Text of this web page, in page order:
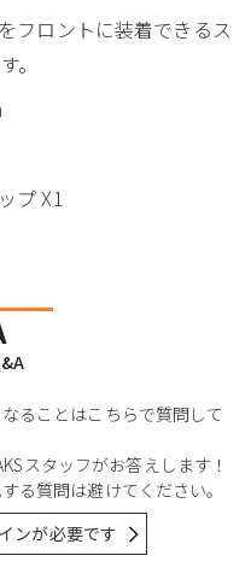
フロントに装着できるス
。
プ X1
ることはこちらで質問して
スタッフがお答えします！
る質問は避けてください。
ンが必要です